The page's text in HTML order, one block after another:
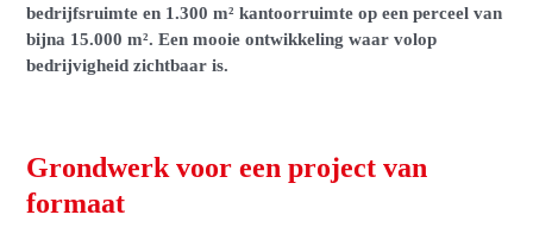
bedrijfsruimte en 1.300 m² kantoorruimte op een perceel van
bijna 15.000 m². Een mooie ontwikkeling waar volop
bedrijvigheid zichtbaar is.
Grondwerk voor een project van
formaat